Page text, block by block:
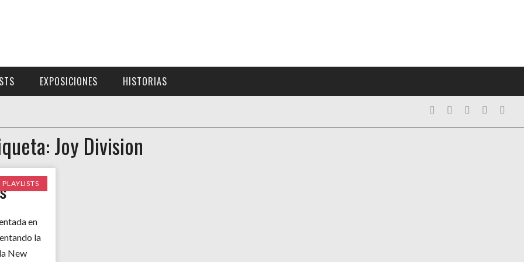
EXPOSICIONES HISTORIAS
Joy Division
PLAYLISTS
en
la
New